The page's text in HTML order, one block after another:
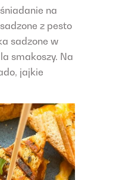
na
z pesto
sadzone w
smakoszy. Na
jajkie